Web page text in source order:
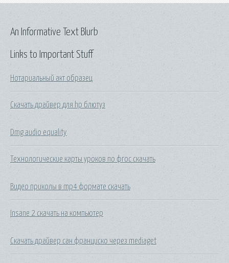
Links to Important Stuff
Нотариальный акт образец
Скачать драйвер для hp блютуз
Dmg audio equality
Технологические карты уроков по фгос скачать
Видео приколы в mp4 формате скачать
Insane 2 скачать на компьютер
Скачать драйвер сан франциско через mediaget
An Informative Text Blurb